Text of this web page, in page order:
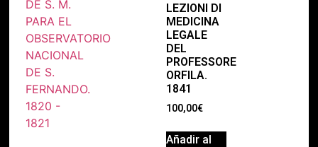
LEZIONI DI
MEDICINA
LEGALE
DEL
PROFESSORE
ORFILA.
1841
100,00€
Añadir al